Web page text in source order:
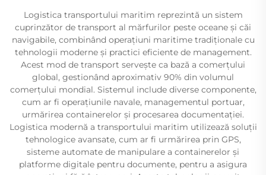
Logistica transportului maritim reprezintă un sistem
cuprinzător de transport al mărfurilor peste oceane și căi
navigabile, combinând operațiuni maritime tradiționale cu
tehnologii moderne și practici eficiente de management.
Acest mod de transport servește ca bază a comerțului
global, gestionând aproximativ 90% din volumul
comerțului mondial. Sistemul include diverse componente,
cum ar fi operațiunile navale, managementul portuar,
urmărirea containerelor și procesarea documentației.
Logistica modernă a transportului maritim utilizează soluții
tehnologice avansate, cum ar fi urmărirea prin GPS,
sisteme automate de manipulare a containerelor și
platforme digitale pentru documente, pentru a asigura